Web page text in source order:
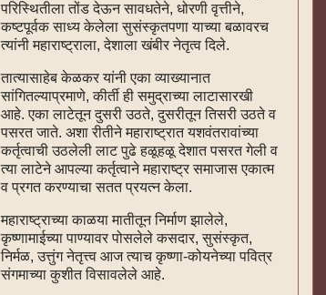
परिस्थितीला तोंड देऊन सावधतेने, धोरणी वृत्तीने,
कष्टपूर्वक साध्य केलेला सुसंस्कृतपणा याच्या बळावरच
त्यांनी महाराष्ट्राला, देशाला खंबीर नेतृत्व दिले.
तात्यासाहेब केळकर यांनी एका व्याख्यानात
सांगितल्याप्रमाणे, कीर्ती ही समुद्राच्या लाटासारखी
आहे. एका लाटेतून दुसरी उठते, दुसरीतून तिसरी उठते व
पसरत जाते. अशा रीतीने महाराष्ट्रात यशवंतरावांच्या
कर्तृत्वाची उठलेली लाट पुढे हळूहळू देशात पसरत गेली व
त्या लाटेने आपल्या कर्तृत्वाने महाराष्ट्र समाजास एकात्म
व प्रगत करण्याचा सतत प्रयत्‍न केला.
महाराष्ट्राच्या काळया मातीतून निर्माण झालेले,
कृष्णामाईच्या पाण्यावर पोसलेले कसदार, सुसंस्कृत,
निर्मळ, उत्तुंग नेतृत्त्व आज त्याच कृष्णा-कोयनेच्या पवित्र
संगमाच्या कुशीत विसावलेले आहे.